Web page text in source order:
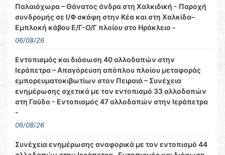
Παλαιόχωρα – Θάνατος άνδρα στη Χαλκιδική - Παροχή
συνδρομής σε Ι/Φ σκάφη στην Κέα και στη Χαλκίδα–
Εμπλοκή κάβου Ε/Γ-Ο/Γ πλοίου στο Ηράκλειο -
06/08/26
Εντοπισμός και διάσωση 40 αλλοδαπών στην
Ιεράπετρα – Απαγόρευση απόπλου πλοίου μεταφοράς
εμπορευματοκιβωτίων στον Πειραιά – Συνέχεια
ενημέρωσης σχετικά με τον εντοπισμό 33 αλλοδαπών
στη Γαύδο - Εντοπισμός 47 αλλοδαπών στην Ιεράπετρα
-
06/08/26
Συνέχεια ενημέρωσης αναφορικά με τον εντοπισμό 44